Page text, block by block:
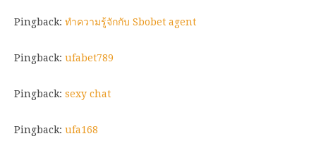
Pingback: ทำความรู้จักกับ Sbobet agent
Pingback: ufabet789
Pingback: sexy chat
Pingback: ufa168